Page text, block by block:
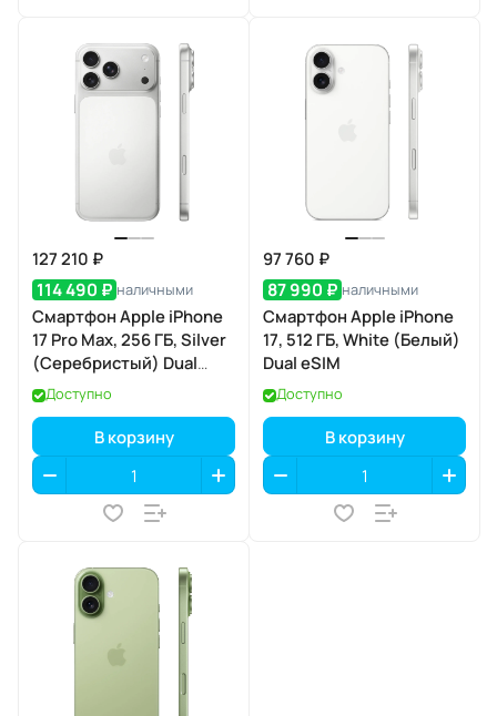
127 210 ₽
114 490 ₽ наличными
Смартфон Apple iPhone
17 Pro Max, 256 ГБ, Silver
(Серебристый) Dual
nano SIM
Доступно
В корзину
97 760 ₽
87 990 ₽ наличными
Смартфон Apple iPhone
17, 512 ГБ, White (Белый)
Dual eSIM
Доступно
В корзину